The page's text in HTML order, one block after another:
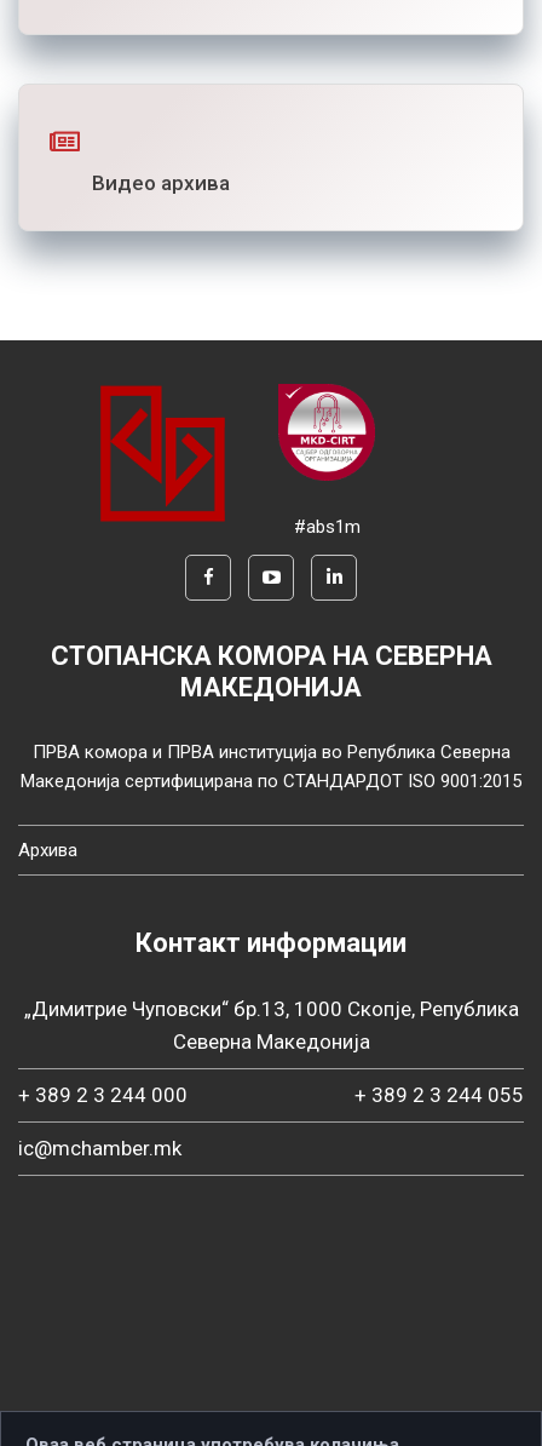
Видео архива
#abs1m
СТОПАНСКА КОМОРА НА СЕВЕРНА
МАКЕДОНИЈА
ПРВА комора и ПРВА институција во Република Северна
Македонија сертифицирана по СТАНДАРДОТ ISO 9001:2015
Архива
Контакт информации
„Димитрие Чуповски“ бр.13, 1000 Скопје, Република
Северна Македонија
+ 389 2 3 244 000 + 389 2 3 244 055
ic@mchamber.mk